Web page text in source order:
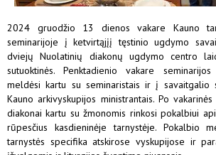
2024 gruodžio 13 dienos vakare Kauno
seminarijoje į ketvirtąjįį tęstinio ugdymo
dviejų Nuolatinių diakonų ugdymo centro
sutuoktinės. Penktadienio vakare
meldėsi kartu su seminaristais ir į savaitgalio
Kauno arkivyskupijos ministrantais. Po
diakonai kartu su žmonomis rinkosi pokalbiui
rūpesčius kasdieninėje tarnystėje. Pokalbio
tarnystės specifika atskirose vyskupijose ir